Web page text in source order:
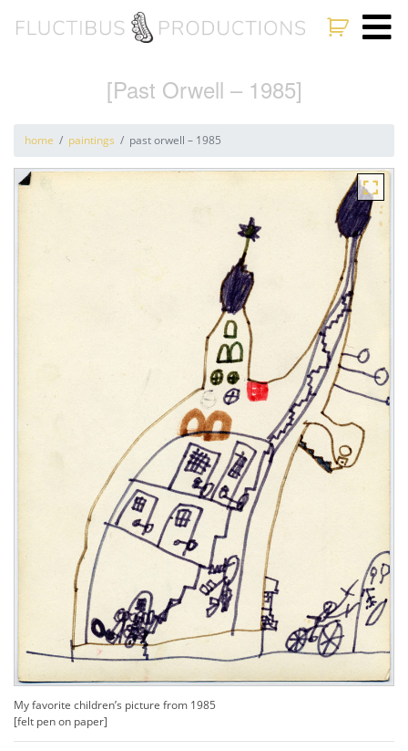
[Past Orwell – 1985]
home paintings past orwell – 1985
My favorite children’s picture from 1985
[felt pen on paper]